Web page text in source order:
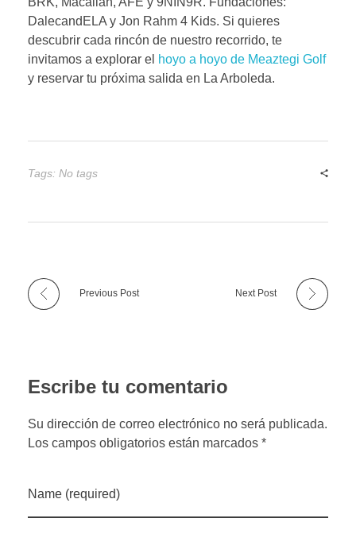
DalecandELA y Jon Rahm 4 Kids. Si quieres
descubrir cada rincón de nuestro recorrido, te
invitamos a explorar el hoyo a hoyo de Meaztegi Golf
y reservar tu próxima salida en La Arboleda.
Tags: No tags
Previous Post Next Post
Escribe tu comentario
Su dirección de correo electrónico no será publicada.
Los campos obligatorios están marcados *
Name (required)